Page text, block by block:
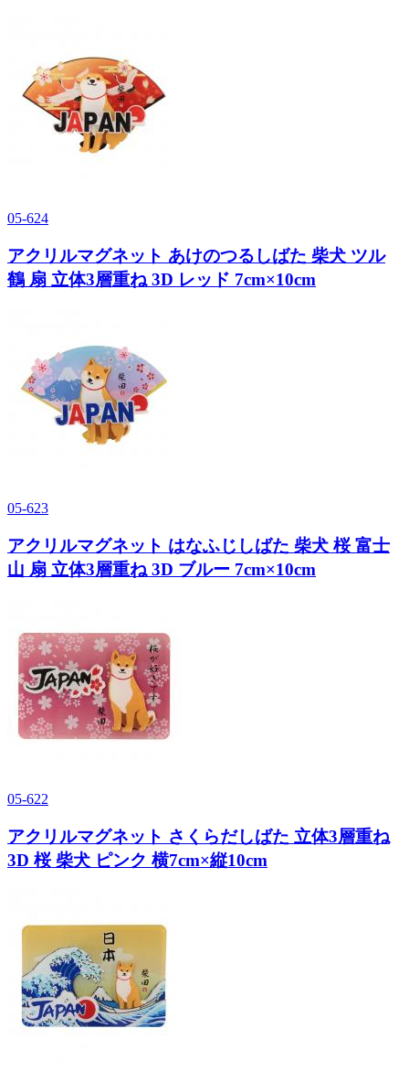
05-624
アクリルマグネット あけのつるしばた 柴犬 ツル
鶴 扇 立体3層重ね 3D レッド 7cm×10cm
05-623
アクリルマグネット はなふじしばた 柴犬 桜 富士
山 扇 立体3層重ね 3D ブルー 7cm×10cm
05-622
アクリルマグネット さくらだしばた 立体3層重ね
3D 桜 柴犬 ピンク 横7cm×縦10cm